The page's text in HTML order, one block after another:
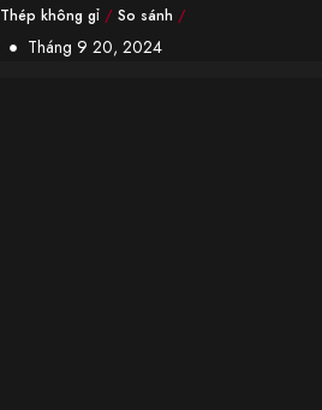
Thép không gỉ/ So sánh /
Tháng 9 20, 2024